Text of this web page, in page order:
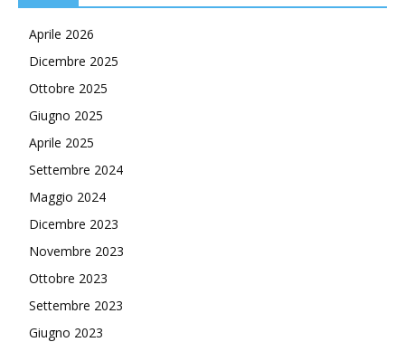
Aprile 2026
Dicembre 2025
Ottobre 2025
Giugno 2025
Aprile 2025
Settembre 2024
Maggio 2024
Dicembre 2023
Novembre 2023
Ottobre 2023
Settembre 2023
Giugno 2023